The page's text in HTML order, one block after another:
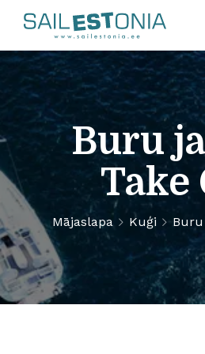
Buru
Take
Mājaslapa Kuģi